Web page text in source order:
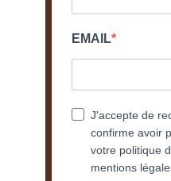
EMAIL
J'accepte de
confirme avoir
votre politique
mentions